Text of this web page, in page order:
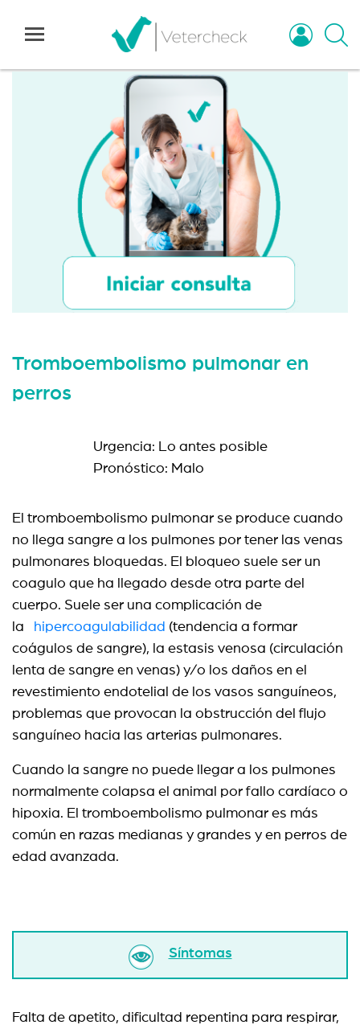
Tromboembolismo pulmonar en
perros
Urgencia: Lo antes posible
Pronóstico: Malo
El tromboembolismo pulmonar se produce cuando
no llega sangre a los pulmones por tener las venas
pulmonares bloquedas. El bloqueo suele ser un
coagulo que ha llegado desde otra parte del
cuerpo. Suele ser una complicación de
la hipercoagulabilidad (tendencia a formar
coágulos de sangre), la estasis venosa (circulación
lenta de sangre en venas) y/o los daños en el
revestimiento endotelial de los vasos sanguíneos,
problemas que provocan la obstrucción del flujo
sanguíneo hacia las arterias pulmonares.
Cuando la sangre no puede llegar a los pulmones
normalmente colapsa el animal por fallo cardíaco o
hipoxia. El tromboembolismo pulmonar es más
común en razas medianas y grandes y en perros de
edad avanzada.
Síntomas
Falta de apetito, dificultad repentina para respirar,